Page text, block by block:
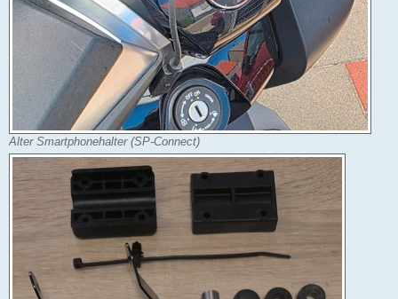
Alter Smartphonehalter (SP-Connect)